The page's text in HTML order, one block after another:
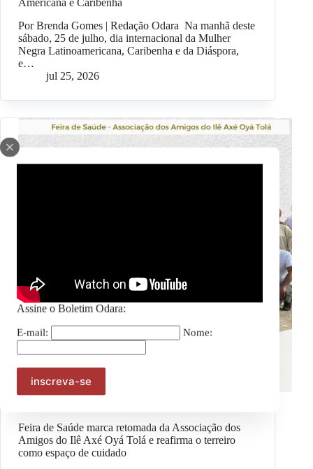
Assine o Boletim Odara:
E-mail: Nome:
Americana e Caribenha
Por Brenda Gomes | Redação Odara Na manhã deste
sábado, 25 de julho, dia internacional da Mulher
Negra Latinoamericana, Caribenha e da Diáspora,
e…
jul 25, 2026
Julho das Pretas
Feira de Saúde marca retomada da Associação dos
Amigos do Ilê Axé Oyá Tolá e reafirma o terreiro
como espaço de cuidado